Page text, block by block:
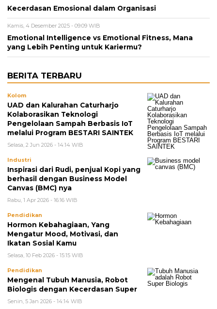
Kecerdasan Emosional dalam Organisasi
Kamis, 4 Desember 2025 - 09:09 WIB
Emotional Intelligence vs Emotional Fitness, Mana
yang Lebih Penting untuk Kariermu?
BERITA TERBARU
Kolom
UAD dan Kalurahan Caturharjo
Kolaborasikan Teknologi
Pengelolaan Sampah Berbasis IoT
melalui Program BESTARI SAINTEK
Selasa, 2 Jun 2026 - 14:14 WIB
Industri
Inspirasi dari Rudi, penjual Kopi yang
berhasil dengan Business Model
Canvas (BMC) nya
Rabu, 1 Apr 2026 - 16:16 WIB
Pendidikan
Hormon Kebahagiaan, Yang
Mengatur Mood, Motivasi, dan
Ikatan Sosial Kamu
Selasa, 10 Feb 2026 - 15:15 WIB
Pendidikan
Mengenal Tubuh Manusia, Robot
Biologis dengan Kecerdasan Super
Senin, 5 Jan 2026 - 14:14 WIB